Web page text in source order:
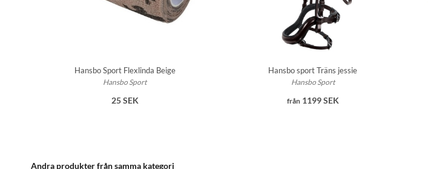
Hansbo Sport Flexlinda Beige
Hansbo Sport
25 SEK
Hansbo sport Träns jessie
Hansbo Sport
från1199 SEK
Andra produkter från samma kategori